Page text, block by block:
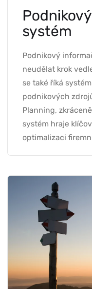
systém
Podnikový
neudělat krok
se také říká
podnikových
Planning,
systém hraje
optimalizaci